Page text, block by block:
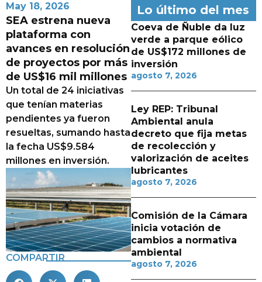
May 18, 2026
SEA estrena nueva
plataforma con
avances en resolución
de proyectos por más
de US$16 mil millones
Un total de 24 iniciativas
que tenían materias
pendientes ya fueron
resueltas, sumando hasta
la fecha US$9.584
millones en inversión.
COMPARTIR
Lo último del mes
Coeva de Ñuble da luz
verde a parque eólico
de US$172 millones de
inversión
agosto 7, 2026
Ley REP: Tribunal
Ambiental anula
decreto que fija metas
de recolección y
valorización de aceites
lubricantes
agosto 7, 2026
Comisión de la Cámara
inicia votación de
cambios a normativa
ambiental
agosto 7, 2026